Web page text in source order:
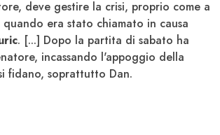
deve gestire la crisi, proprio come a
era stato chiamato in causa
. [...] Dopo la partita di sabato ha
incassando l'appoggio della
fidano, soprattutto Dan.